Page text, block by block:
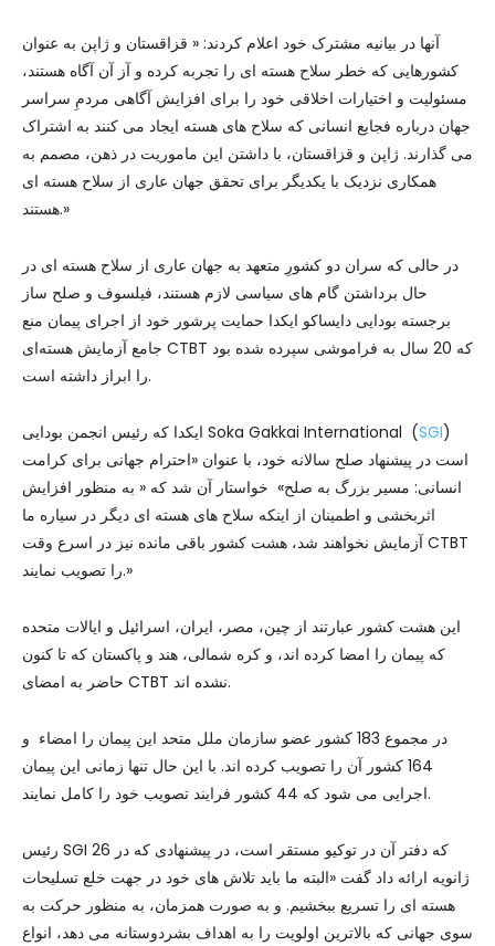
آنها در بیانیه مشترک خود اعلام کردند: « قزاقستان و ژاپن به عنوان
کشورهایی که خطر سلاح هسته ای را تجربه کرده و آز آن آگاه هستند،
مسئولیت و اختیارات اخلاقی خود را برای افزایش آگاهی مردمِ سراسر
جهان درباره فجایع انسانی که سلاح های هسته ایجاد می کنند به اشتراک
می گذارند. ژاپن و قزاقستان، با داشتن این ماموریت در ذهن، مصمم به
همکاری نزدیک با یکدیگر برای تحقق جهان عاری از سلاح هسته ای
هستند.»
در حالی که سران دو کشورِ متعهد به جهان عاری از سلاح هسته ای در
حال برداشتن گام های سیاسی لازم هستند، فیلسوف و صلح ساز
برجسته بودایی دایساکو ایکدا حمایت پرشور خود از اجرای پیمان منع
جامع آزمایش هسته‌ای CTBT که 20 سال به فراموشی سپرده شده بود
را ابراز داشته است.
ایکدا که رئیس انجمن بودایی Soka Gakkai International (SGI)
است در پیشنهاد صلح سالانه خود، با عنوان «احترام جهانی برای کرامت
انسانی: مسیر بزرگ به صلح» خواستار آن شد که « به منظور افزایش
اثربخشی و اطمینان از اینکه سلاح های هسته ای دیگر در سیاره ما
آزمایش نخواهند شد، هشت کشور باقی مانده نیز در اسرع وقت CTBT
را تصویب نمایند.»
این هشت کشور عبارتند از چین، مصر، ایران، اسرائیل و ایالات متحده
که پیمان را امضا کرده اند، و کره شمالی، هند و پاکستان که تا کنون
حاضر به امضای CTBT نشده اند.
در مجموع 183 کشور عضو سازمان ملل متحد این پیمان را امضاء و
164 کشور آن را تصویب کرده اند. با این حال تنها زمانی این پیمان
اجرایی می شود که 44 کشور فرایند تصویب خود را کامل نمایند.
رئیس SGI که دفتر آن در توکیو مستقر است، در پیشنهادی که در 26
ژانویه ارائه داد گفت «البته ما باید تلاش های خود در جهت خلع تسلیحات
هسته ای را تسریع ببخشیم. و به صورت همزمان، به منظور حرکت به
سوی جهانی که بالاترین اولویت را به اهداف بشردوستانه می دهد، انواع